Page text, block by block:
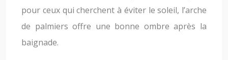
pour ceux qui cherchent à éviter le soleil, l’arche
de palmiers offre une bonne ombre après la
baignade.